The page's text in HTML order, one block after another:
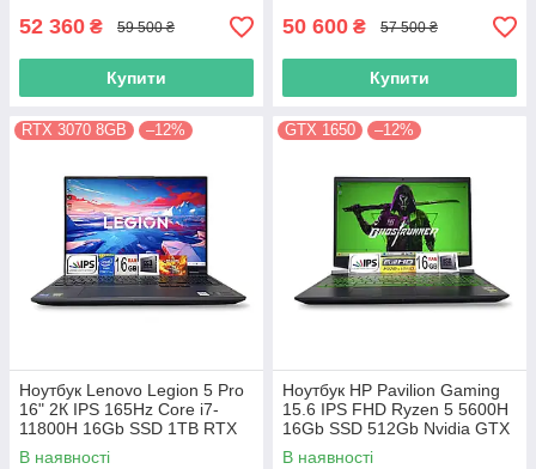
52 360 ₴ 59 500 ₴
Купити
50 600 ₴ 57 500 ₴
Купити
RTX 3070 8GB –12%
Ноутбук Lenovo Legion 5 Pro
16" 2К IPS 165Hz Core i7-
11800H 16Gb SSD 1TB RTX
3070 8GB
В наявності
GTX 1650 –12%
Ноутбук HP Pavilion Gaming
15.6 IPS FHD Ryzen 5 5600H
16Gb SSD 512Gb Nvidia GTX
1650 4GB
В наявності